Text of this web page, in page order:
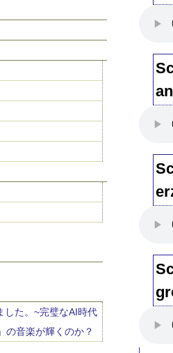
した。~完璧なAI時代
の音楽が輝くのか？